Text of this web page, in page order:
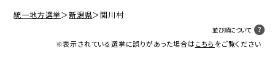
統一地方選挙＞新潟県＞関川村
並び順について
※表示されている選挙に誤りがあった場合はこちら をご覧ください